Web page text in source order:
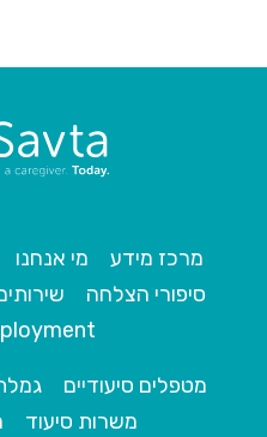
מרכז מידע מי אנחנו
סיפורי הצלחה
מטפלים סיעודיים
משרות סיעוד